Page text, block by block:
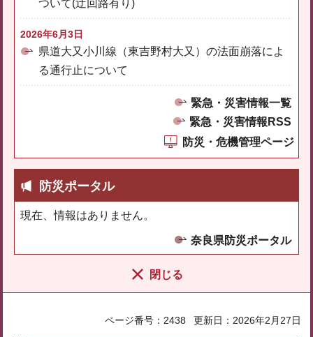
ついて(迂回路有り)
2026年6月3日
県道大又小川線（東吉野村大又）の法面崩落によ
る通行止について
緊急・災害情報一覧
緊急・災害情報RSS
防災・危機管理ページ
防災ポータル
現在、情報はありません。
奈良県防災ポータル
閉じる
ページ番号：2438 更新日：2026年2月27日